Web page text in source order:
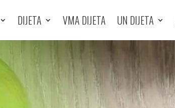
DIJETA VMA DIJETA UN DIJETA